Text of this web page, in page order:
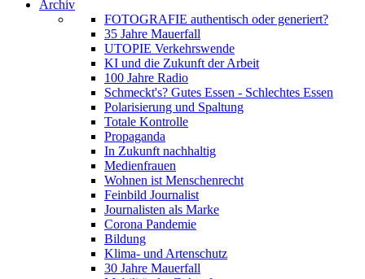
Archiv
FOTOGRAFIE authentisch oder generiert?
35 Jahre Mauerfall
UTOPIE Verkehrswende
KI und die Zukunft der Arbeit
100 Jahre Radio
Schmeckt's? Gutes Essen - Schlechtes Essen
Polarisierung und Spaltung
Totale Kontrolle
Propaganda
In Zukunft nachhaltig
Medienfrauen
Wohnen ist Menschenrecht
Feinbild Journalist
Journalisten als Marke
Corona Pandemie
Bildung
Klima- und Artenschutz
30 Jahre Mauerfall